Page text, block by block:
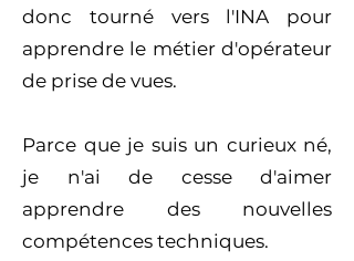
donc tourné vers l'INA pour
apprendre le métier d'opérateur
de prise de vues.
Parce que je suis un curieux né,
je n'ai de cesse d'aimer
apprendre des nouvelles
compétences techniques.